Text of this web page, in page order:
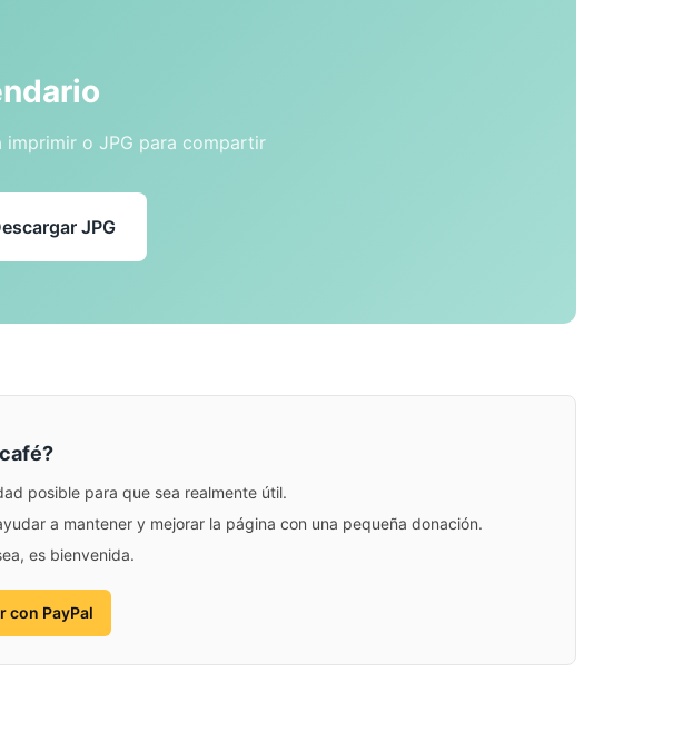
imprimir o JPG para compartir
JPG
posible para que sea realmente útil.
a mantener y mejorar la página con una pequeña donación.
es bienvenida.
con PayPal